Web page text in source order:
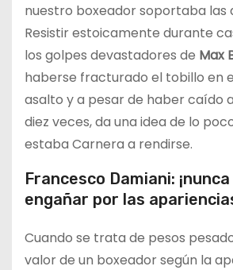
nuestro boxeador soportaba las
Resistir estoicamente durante
los golpes devastadores de Max
haberse fracturado el tobillo en
asalto y a pesar de haber caído
diez veces, da una idea de lo
estaba Carnera a rendirse.
Francesco Damiani:
engañar por las
Cuando se trata de pesos
valor de un boxeador según la